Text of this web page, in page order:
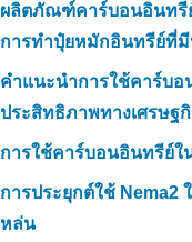
ผลิตภัณฑ์คาร์บอนอินทรี
การทำปุ๋ยหมักอินทรีย์ที่
คำแนะนำการใช้คาร์บ
ประสิทธิภาพทางเศรษฐ
การใช้คาร์บอนอินทรีย์ใ
การประยุกต์ใช้ Nema2
หล่น